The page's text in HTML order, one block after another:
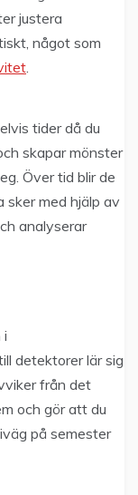
justera
något som
tider då du
skapar mönster
Över tid blir de
sker med hjälp av
analyserar
i
detektorer lär sig
från det
och gör att du
på semester